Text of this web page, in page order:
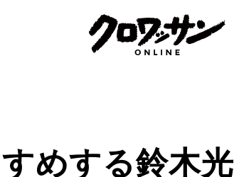
めする鈴木光